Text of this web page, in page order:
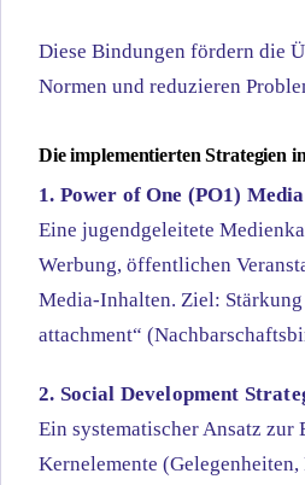
Diese Bindungen fördern die
Normen und reduzieren
Die implementierten Strategien
1. Power of One (PO1)
Eine jugendgeleitete
Werbung, öffentlichen
Media-Inhalten. Ziel:
attachment“
2. Social Development
Ein systematischer Ansatz zur
Kernelemente